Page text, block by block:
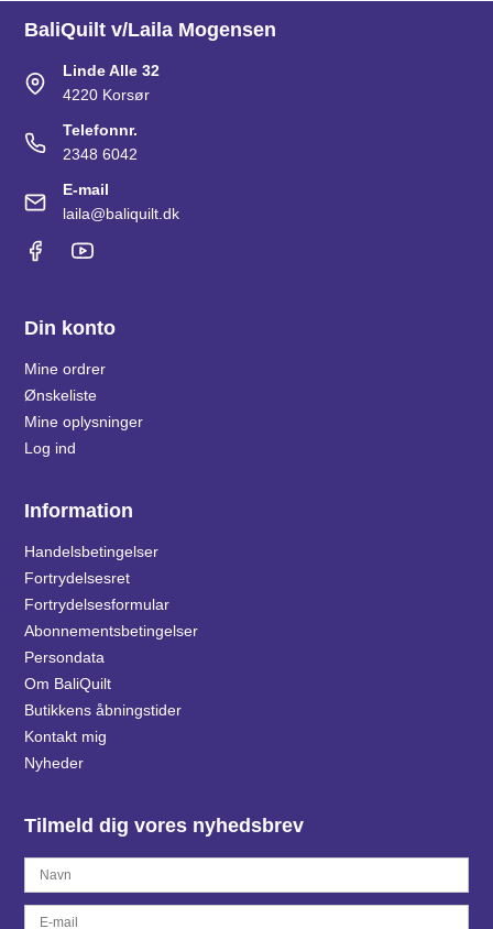
BaliQuilt v/Laila Mogensen
Linde Alle 32
4220 Korsør
Telefonnr.
2348 6042
E-mail
laila@baliquilt.dk
Din konto
Mine ordrer
Ønskeliste
Mine oplysninger
Log ind
Information
Handelsbetingelser
Fortrydelsesret
Fortrydelsesformular
Abonnementsbetingelser
Persondata
Om BaliQuilt
Butikkens åbningstider
Kontakt mig
Nyheder
Tilmeld dig vores nyhedsbrev